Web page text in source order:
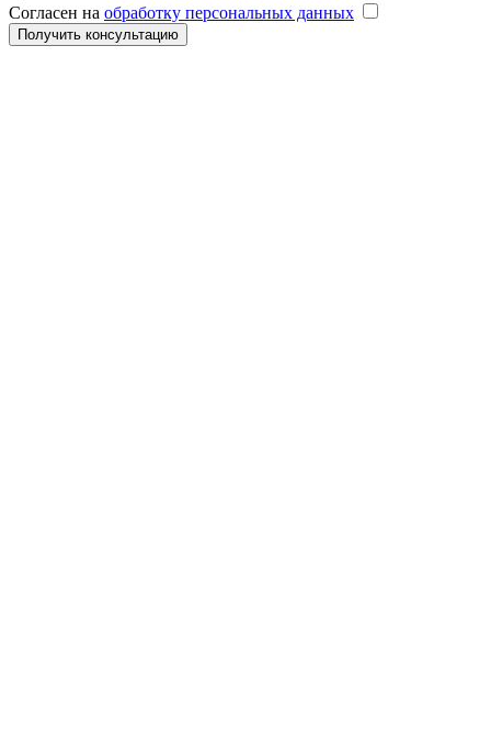
Согласен на обработку персональных данных
Получить консультацию